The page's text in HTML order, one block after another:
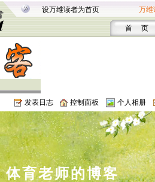
设万维读者为首页 万维
首 页
发表日志 控制面板 个人相册
体育老师的博客